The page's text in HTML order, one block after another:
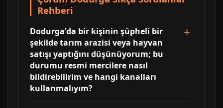
Rehberi
Dodurga'da bir kişinin şüpheli bir
şekilde tarım arazisi veya hayvan
satışı yaptığını düşünüyorum; bu
durumu resmi mercilere nasıl
bildirebilirim ve hangi kanalları
kullanmalıyım?